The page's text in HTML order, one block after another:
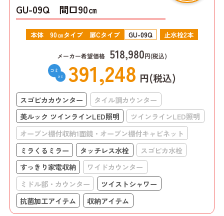
GU-09Q 間口90㎝
本体 90㎝タイプ 扉Cタイプ GU-09Q 止水栓2本
メーカー希望価格 518,980円(税込)
391,248 円(税込)
スゴピカカウンター
タイル調カウンター
美ルック ツインラインLED照明
ツインラインLED照明
オープン棚付収納1面鏡・オープン棚付キャビネット
ミラくるミラー
タッチレス水栓
スゴピカ水栓
すっきり家電収納
ワイドカウンター
ミドル部・カウンター
ツイストシャワー
抗菌加工アイテム
収納アイテム